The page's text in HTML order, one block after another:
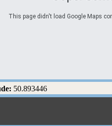
This page didn't load Google Maps
50.893446